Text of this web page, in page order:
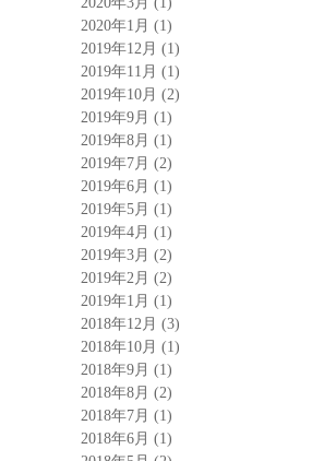
2020年1月 (1)
2019年12月 (1)
2019年11月 (1)
2019年10月 (2)
2019年9月 (1)
2019年8月 (1)
2019年7月 (2)
2019年6月 (1)
2019年5月 (1)
2019年4月 (1)
2019年3月 (2)
2019年2月 (2)
2019年1月 (1)
2018年12月 (3)
2018年10月 (1)
2018年9月 (1)
2018年8月 (2)
2018年7月 (1)
2018年6月 (1)